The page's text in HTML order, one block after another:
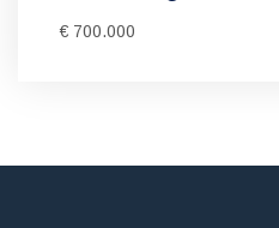
€ 700.000